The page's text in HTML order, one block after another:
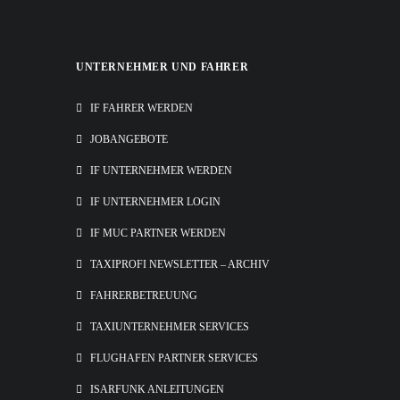
UNTERNEHMER UND FAHRER
IF FAHRER WERDEN
JOBANGEBOTE
IF UNTERNEHMER WERDEN
IF UNTERNEHMER LOGIN
IF MUC PARTNER WERDEN
TAXIPROFI NEWSLETTER – ARCHIV
FAHRERBETREUUNG
TAXIUNTERNEHMER SERVICES
FLUGHAFEN PARTNER SERVICES
ISARFUNK ANLEITUNGEN